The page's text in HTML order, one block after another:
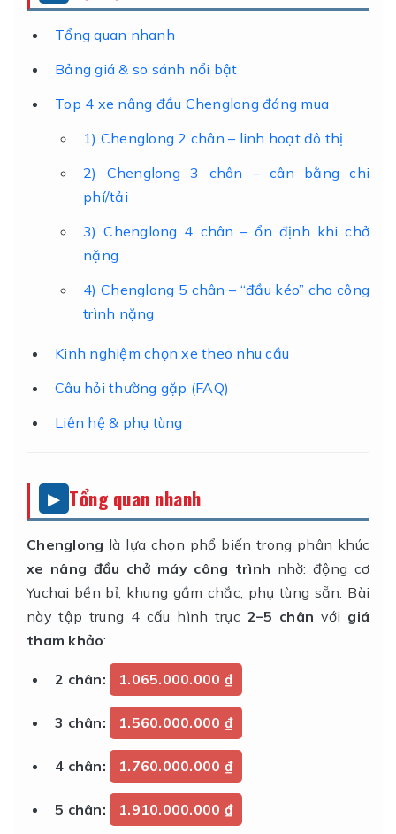
Tổng quan nhanh
Bảng giá & so sánh nổi bật
Top 4 xe nâng đầu Chenglong đáng mua
1) Chenglong 2 chân – linh hoạt đô thị
2) Chenglong 3 chân – cân bằng chi
phí/tải
3) Chenglong 4 chân – ổn định khi chở
nặng
4) Chenglong 5 chân – “đầu kéo” cho công
trình nặng
Kinh nghiệm chọn xe theo nhu cầu
Câu hỏi thường gặp (FAQ)
Liên hệ & phụ tùng
Tổng quan nhanh
Chenglong là lựa chọn phổ biến trong phân khúc
xe nâng đầu chở máy công trình nhờ: động cơ
Yuchai bền bỉ, khung gầm chắc, phụ tùng sẵn. Bài
này tập trung 4 cấu hình trục 2–5 chân với giá
tham khảo:
2 chân: 1.065.000.000 ₫
3 chân: 1.560.000.000 ₫
4 chân: 1.760.000.000 ₫
5 chân: 1.910.000.000 ₫